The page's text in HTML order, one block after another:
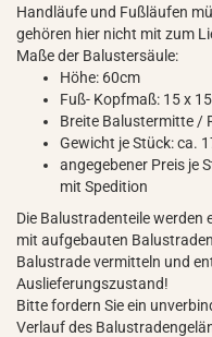
Handläufe und Fußläufen
gehören hier nicht mit zum
Maße der Balustersäule:
Höhe: 60cm
Fuß- Kopfmaß: 15 x
Breite Balustermitte /
Gewicht je Stück: ca.
angegebener Preis je
mit Spedition
Die Balustradenteile werden
mit aufgebauten
Balustrade vermitteln und
Auslieferungszustand!
Bitte fordern Sie ein
Verlauf des